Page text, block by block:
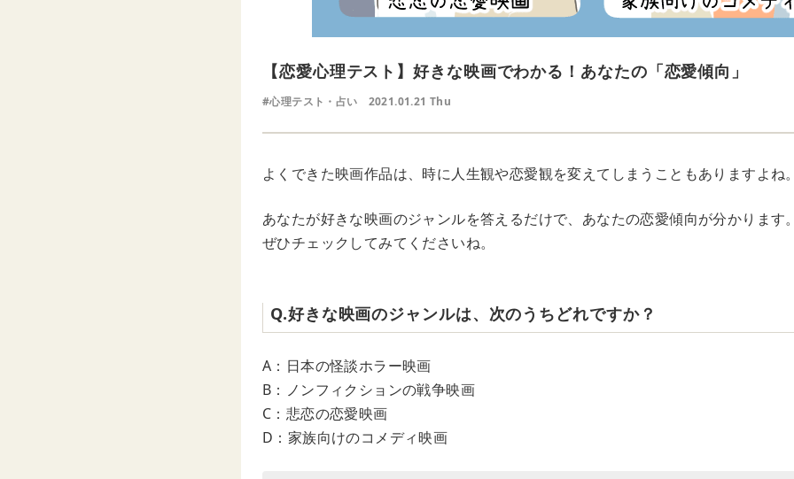
【恋愛心理テスト】好きな映画でわかる！あなたの「恋愛傾向」
#心理テスト・占い 2021.01.21 Thu
よくできた映画作品は、時に人生観や恋愛観を変えてしまうこともありますよね
あなたが好きな映画のジャンルを答えるだけで、あなたの恋愛傾向が分かります
ぜひチェックしてみてくださいね。
Q.好きな映画のジャンルは、次のうちどれですか？
A：日本の怪談ホラー映画
B：ノンフィクションの戦争映画
C：悲恋の恋愛映画
D：家族向けのコメディ映画